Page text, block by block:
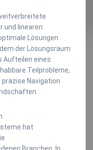
und linearen
Lösungen
der Lösungsraum
Aufteilen eines
Teilprobleme,
Navigation
hat
Branchen. In